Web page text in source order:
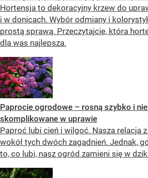
Hortensja to dekoracyjny krzew do
i w donicach. Wybór odmiany i
prostą sprawą. Przeczytajcie, która
dla was najlepsza.
Paprocie ogrodowe – rosną szybko i
skomplikowane w uprawie
Paproć lubi cień i wilgoć. Nasza relacja
wokół tych dwóch zagadnień. Jednak,
to, co lubi, nasz ogród zamieni się w